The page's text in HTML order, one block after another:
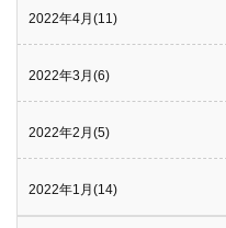
2022年4月(11)
2022年3月(6)
2022年2月(5)
2022年1月(14)